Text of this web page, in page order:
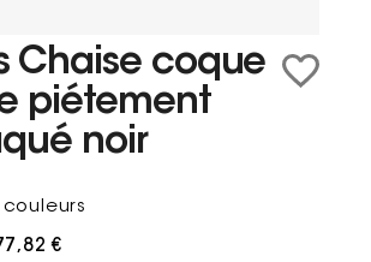
Chaise coque
piétement
noir
couleurs
€